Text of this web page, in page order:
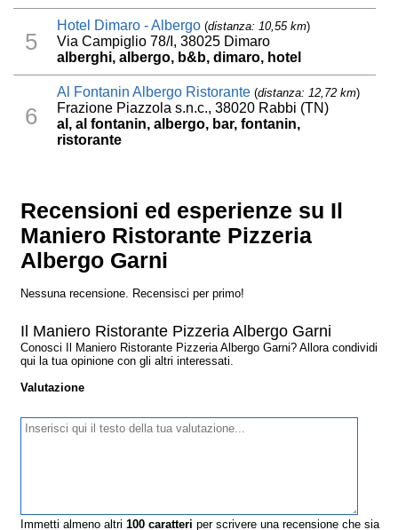
5
Hotel Dimaro - Albergo (distanza: 10,55 km)
Via Campiglio 78/I, 38025 Dimaro
alberghi, albergo, b&b, dimaro, hotel
6
Al Fontanin Albergo Ristorante (distanza: 12,72 km)
Frazione Piazzola s.n.c., 38020 Rabbi (TN)
al, al fontanin, albergo, bar, fontanin,
ristorante
Recensioni ed esperienze su Il
Maniero Ristorante Pizzeria
Albergo Garni
Nessuna recensione. Recensisci per primo!
Il Maniero Ristorante Pizzeria Albergo Garni
Conosci Il Maniero Ristorante Pizzeria Albergo Garni? Allora condividi
qui la tua opinione con gli altri interessati.
Valutazione
Immetti almeno altri100 caratteri per scrivere una recensione che sia